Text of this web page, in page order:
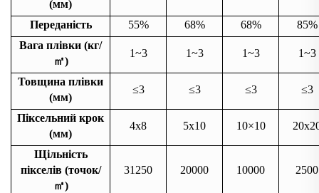
(мм)
Переданість 55% 68% 68%
85%
Вага плівки (кг/
㎡)
1~3 1~3 1~3 1~3
Товщина плівки
(мм)
≤3 ≤3 ≤3 ≤3
Піксельний крок
(мм)
4x8 5x10 10×10
Щільність
пікселів (точок/
㎡)
31250 20000 10000 2500